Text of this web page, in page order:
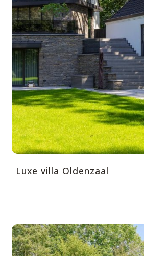
Luxe villa Oldenzaal